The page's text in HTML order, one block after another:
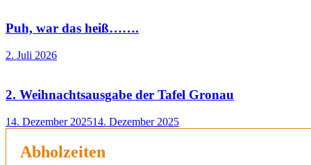
Puh, war das heiß…….
2. Juli 2026
2. Weihnachtsausgabe der Tafel Gronau
14. Dezember 202514. Dezember 2025
Abholzeiten